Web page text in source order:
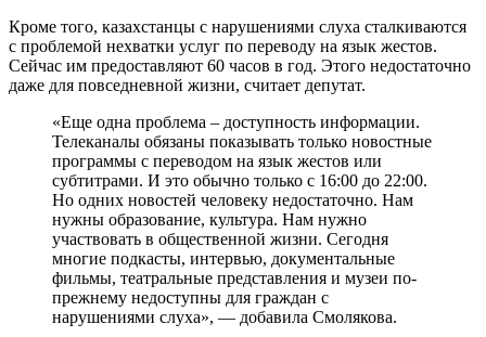
Кроме того, казахстанцы с нарушениями слуха сталкиваются
с проблемой нехватки услуг по переводу на язык жестов.
Сейчас им предоставляют 60 часов в год. Этого недостаточно
даже для повседневной жизни, считает депутат.
«Еще одна проблема – доступность информации.
Телеканалы обязаны показывать только новостные
программы с переводом на язык жестов или
субтитрами. И это обычно только с 16:00 до 22:00.
Но одних новостей человеку недостаточно. Нам
нужны образование, культура. Нам нужно
участвовать в общественной жизни. Сегодня
многие подкасты, интервью, документальные
фильмы, театральные представления и музеи по-
прежнему недоступны для граждан с
нарушениями слуха», — добавила Смолякова.